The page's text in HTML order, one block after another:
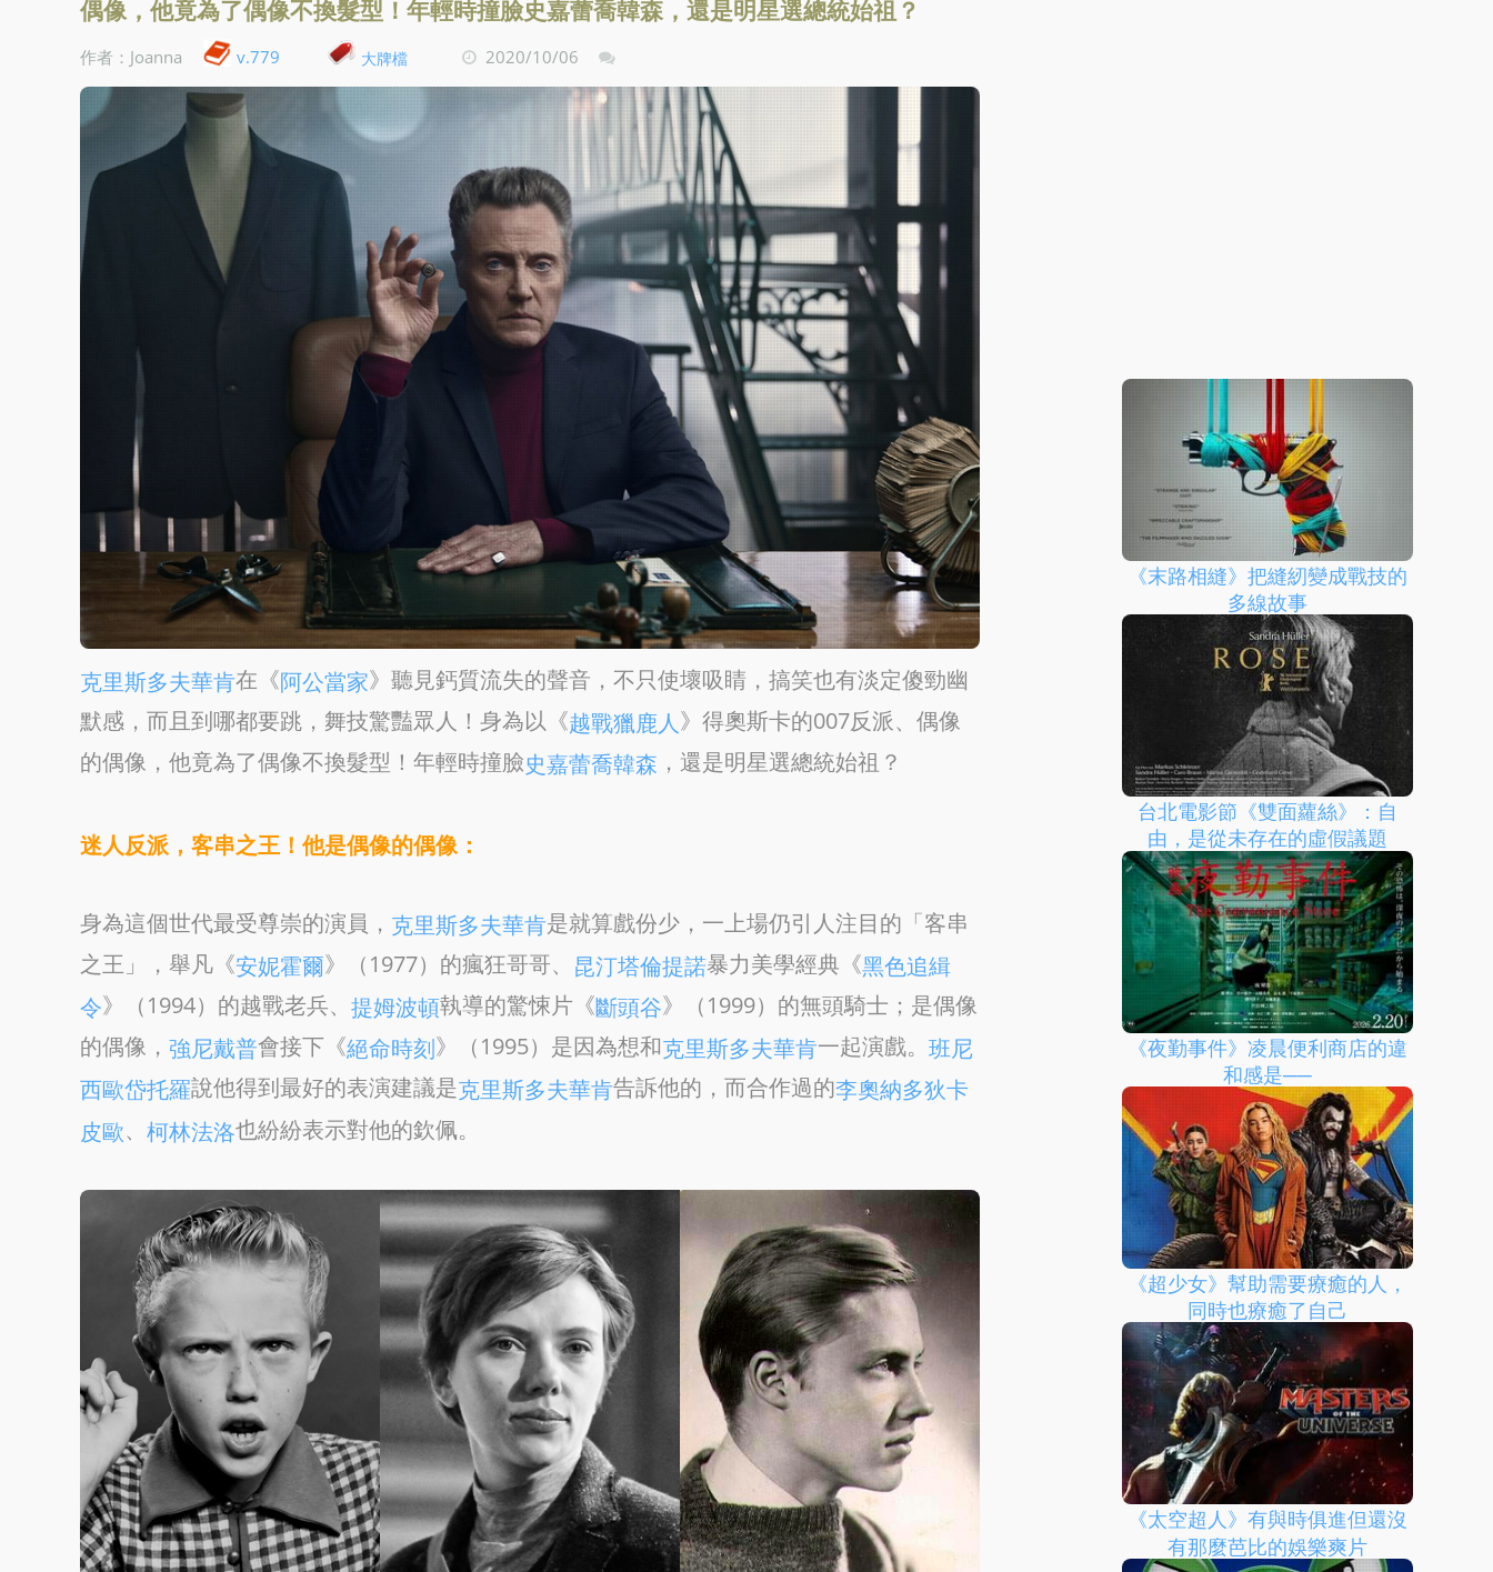
偶像，他竟為了偶像不換髮型！年輕時撞臉史嘉蕾喬韓森，還是明星選總統始祖？
作者：Joanna v.779 大牌檔 2020/10/06
克里斯多夫華肯在《阿公當家》聽見鈣質流失的聲音，不只使壞吸睛，搞笑也有淡定傻勁幽
默感，而且到哪都要跳，舞技驚豔眾人！身為以《越戰獵鹿人》得奧斯卡的007反派、偶像
的偶像，他竟為了偶像不換髮型！年輕時撞臉史嘉蕾喬韓森 ，還是明星選總統始祖？
迷人反派，客串之王！他是偶像的偶像：
身為這個世代最受尊崇的演員， 克里斯多夫華肯是就算戲份少，一上場仍引人注目的「客串
之王」，舉凡《安妮霍爾》（1977）的瘋狂哥哥、 昆汀塔倫提諾暴力美學經典《黑色追緝
令》（1994）的越戰老兵、 提姆波頓執導的驚悚片《斷頭谷》（1999）的無頭騎士；是偶像
的偶像， 強尼戴普會接下《絕命時刻》（1995）是因為想和克里斯多夫華肯一起演戲。 班尼
西歐岱托羅說他得到最好的表演建議是克里斯多夫華肯告訴他的，而合作過的李奧納多狄卡
皮歐、 柯林法洛也紛紛表示對他的欽佩。
《末路相縫》把縫紉變成戰技的
多線故事
台北電影節《雙面蘿絲》：自
由，是從未存在的虛假議題
《夜勤事件》凌晨便利商店的違
和感是──
《超少女》幫助需要療癒的人，
同時也療癒了自己
《太空超人》有與時俱進但還沒
有那麼芭比的娛樂爽片